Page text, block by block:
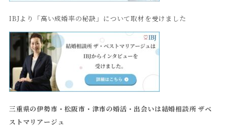
IBJより「高い成婚率の秘訣」について取材を受けました
三重県の伊勢市・松阪市・津市の婚活・出会いは結婚相談所 ザベ
ストマリアージュ